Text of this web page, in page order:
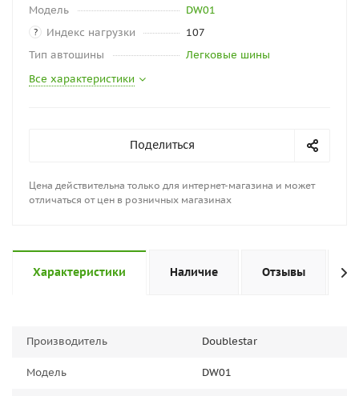
Модель
DW01
? Индекс нагрузки
107
Тип автошины
Легковые шины
Все характеристики
Поделиться
Цена действительна только для интернет-магазина и может
отличаться от цен в розничных магазинах
Характеристики Наличие Отзывы
Производитель Doublestar
Модель DW01